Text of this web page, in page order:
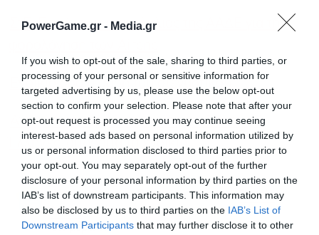
PowerGame.gr - Media.gr
If you wish to opt-out of the sale, sharing to third parties, or
processing of your personal or sensitive information for
targeted advertising by us, please use the below opt-out
section to confirm your selection. Please note that after your
opt-out request is processed you may continue seeing
interest-based ads based on personal information utilized by
us or personal information disclosed to third parties prior to
your opt-out. You may separately opt-out of the further
disclosure of your personal information by third parties on the
IAB’s list of downstream participants. This information may
also be disclosed by us to third parties on the IAB’s List of
Downstream Participants that may further disclose it to other
ΣτΕ: Παράνομη η εγκύκλιος της ΑΑΔΕ για τη
Ενοίκιο όσο η δόση του στεγαστικού
Ανέφικτη η αγορά κατοικίας για 1 στους 2
Έλληνες, απρόσιτα τα ενοίκια
Ακολουθήστε το Powergame.gr στοGoogle
Newsγια άμεση και έγκυρη οικονομική
ενημέρωση!